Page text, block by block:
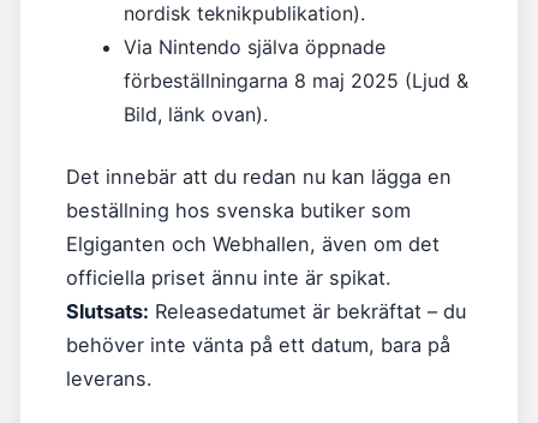
nordisk teknikpublikation).
Via Nintendo själva öppnade
förbeställningarna 8 maj 2025 (Ljud &
Bild, länk ovan).
Det innebär att du redan nu kan lägga en
beställning hos svenska butiker som
Elgiganten och Webhallen, även om det
officiella priset ännu inte är spikat.
Slutsats: Releasedatumet är bekräftat – du
behöver inte vänta på ett datum, bara på
leverans.